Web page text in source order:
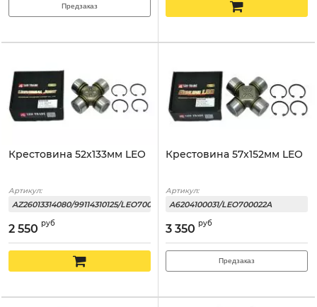
Предзаказ
Крестовина 52x133мм LEO
Артикул:
AZ26013314080/99114310125/LEO700021A
2 550 руб
Крестовина 57x152мм LEO
Артикул:
A6204100031/LEO700022A
3 350 руб
Предзаказ